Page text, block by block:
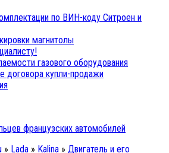
по ВИН-коду Ситроен и
магнитолы
газового оборудования
договора купли-продажи
» Lada » Kalina » Двигатель и его